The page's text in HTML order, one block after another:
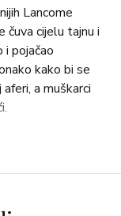
Lancome
čuva cijelu tajnu i
i pojačao
kako bi se
a muškarci